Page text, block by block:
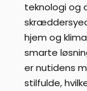
teknologi og
hjem og
smarte
er nutidens
stilfulde,